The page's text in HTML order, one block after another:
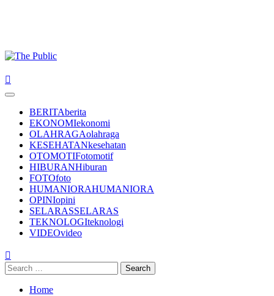
Primary
BERITAberita
EKONOMIekonomi
OLAHRAGAolahraga
KESEHATANkesehatan
OTOMOTIFotomotif
HIBURANHiburan
FOTOfoto
HUMANIORAHUMANIORA
OPINIopini
SELARASSELARAS
TEKNOLOGIteknologi
VIDEOvideo
Search
for:
Home